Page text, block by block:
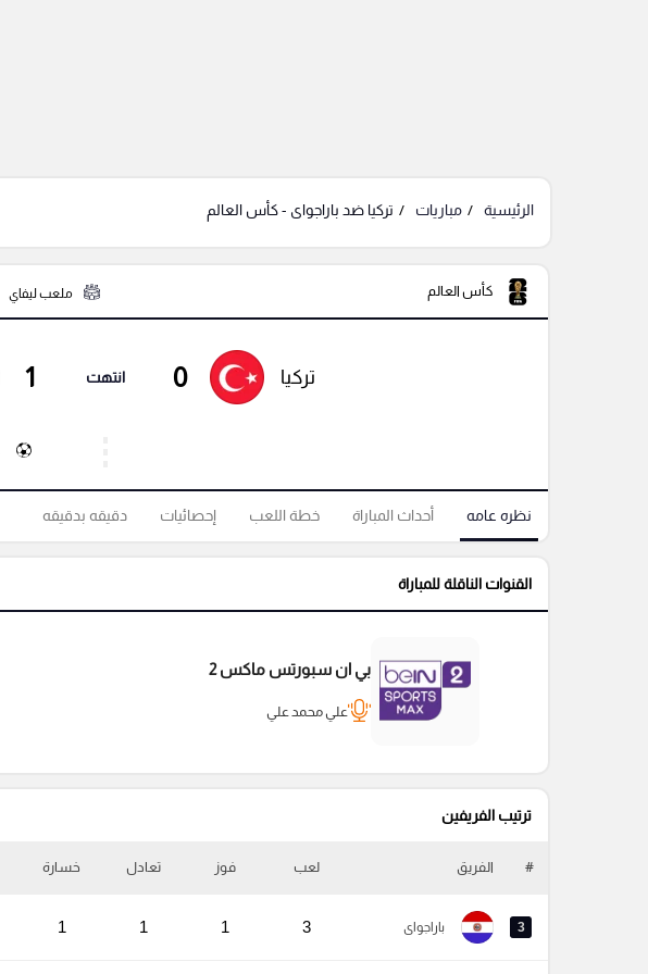
الرئيسية مباريات تركيا ضد باراجواى - كأس العالم
كأس العالم ملعب ليفاي
تركيا 0 انتهت 1
نظره عامه أحداث المباراة خطة اللعب إحصائيات دقيقه بدقيقه
القنوات الناقلة للمباراة
بي ان سبورتس ماكس 2
علي محمد علي
ترتيب الفريفين
# الفريق لعب فوز تعادل خسارة
3 باراجواى 3
1
1
1